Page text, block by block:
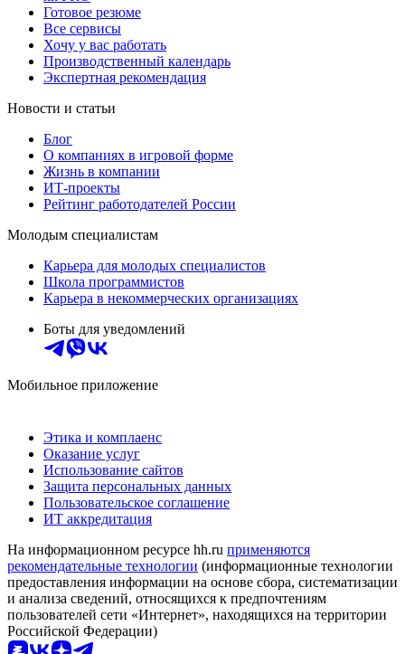
Готовое резюме
Все сервисы
Хочу у вас работать
Производственный календарь
Экспертная рекомендация
Новости и статьи
Блог
О компаниях в игровой форме
Жизнь в компании
ИТ-проекты
Рейтинг работодателей России
Молодым специалистам
Карьера для молодых специалистов
Школа программистов
Карьера в некоммерческих организациях
Боты для уведомлений
Мобильное приложение
Этика и комплаенс
Оказание услуг
Использование сайтов
Защита персональных данных
Пользовательское соглашение
ИТ аккредитация
На информационном ресурсе hh.ru применяются
рекомендательные технологии (информационные технологии
предоставления информации на основе сбора, систематизации
и анализа сведений, относящихся к предпочтениям
пользователей сети «Интернет», находящихся на территории
Российской Федерации)